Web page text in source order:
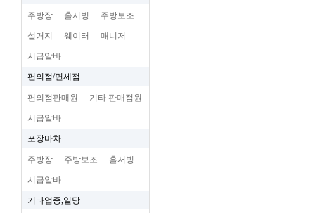
주방장 홀서빙 주방보조
설거지 웨이터 매니저
시급알바
편의점/면세점
편의점판매원 기타 판매점원
시급알바
포장마차
주방장 주방보조 홀서빙
시급알바
기타업종,일당